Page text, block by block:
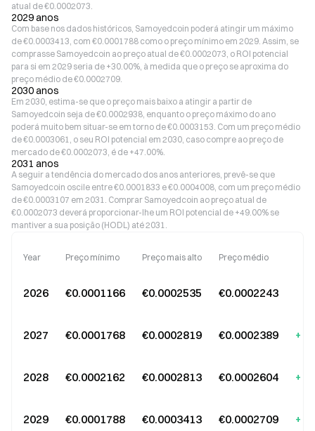
atual de €0.0002073.
2029 anos
Com base nos dados históricos, Samoyedcoin poderá atingir um máximo
de €0.0003413, com €0.0001788 como o preço mínimo em 2029. Assim, se
comprasse Samoyedcoin ao preço atual de €0.0002073, o ROI potencial
para si em 2029 seria de +30.00%, à medida que o preço se aproxima do
preço médio de €0.0002709.
2030 anos
Em 2030, estima-se que o preço mais baixo a atingir a partir de
Samoyedcoin seja de €0.0002938, enquanto o preço máximo do ano
poderá muito bem situar-se em torno de €0.0003153. Com um preço médio
de €0.0003061, o seu ROI potencial em 2030, caso compre ao preço de
mercado de €0.0002073, é de +47.00%.
2031 anos
A seguir a tendência do mercado dos anos anteriores, prevê-se que
Samoyedcoin oscile entre €0.0001833 e €0.0004008, com um preço médio
de €0.0003107 em 2031. Comprar Samoyedcoin ao preço atual de
€0.0002073 deverá proporcionar-lhe um ROI potencial de +49.00% se
mantiver a sua posição (HODL) até 2031.
Year Preço mínimo Preço mais alto Preço médio
2026 €0.0001166 €0.0002535 €0.0002243
2027 €0.0001768 €0.0002819 €0.0002389
2028 €0.0002162 €0.0002813 €0.0002604
2029 €0.0001788 €0.0003413 €0.0002709